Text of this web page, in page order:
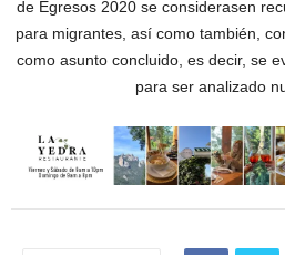
de Egresos 2020 se considerasen
para migrantes, así como también,
como asunto concluido, es decir, se
para ser analizado